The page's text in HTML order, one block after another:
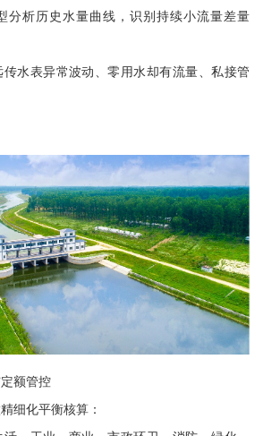
分析历史水量曲线，识别持续小流量差量
水表异常波动、零用水却有流量、私接管
额管控
细化平衡核算：